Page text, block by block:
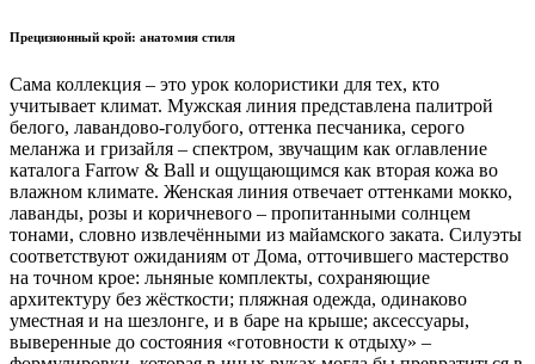
Прецизионный крой: анатомия стиля
Сама коллекция – это урок колористики для тех, кто
учитывает климат. Мужская линия представлена палитрой
белого, лавандово-голубого, оттенка песчаника, серого
меланжа и гризайля – спектром, звучащим как оглавление
каталога Farrow & Ball и ощущающимся как вторая кожа во
влажном климате. Женская линия отвечает оттенками мокко,
лаванды, розы и коричневого – пропитанными солнцем
тонами, словно извлечёнными из майамского заката. Силуэты
соответствуют ожиданиям от Дома, отточившего мастерство
на точном крое: льняные комплекты, сохраняющие
архитектуру без жёсткости; пляжная одежда, одинаково
уместная и на шезлонге, и в баре на крыше; аксессуары,
выверенные до состояния «готовности к отдыху» –